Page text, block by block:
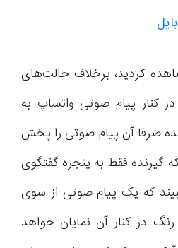
کردید، برخلاف حالت‌های
کنار پیام صوتی واتساپ به
صرفا آن پیام صوتی را پخش
گیرنده فقط به پنجره گفتگوی
که یک پیام صوتی از سوی
در کنار آن نمایان خواهد